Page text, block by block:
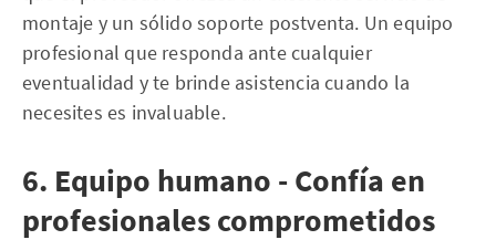
montaje y un sólido soporte postventa. Un equipo
profesional que responda ante cualquier
eventualidad y te brinde asistencia cuando la
necesites es invaluable.
6. Equipo humano - Confía en
profesionales comprometidos